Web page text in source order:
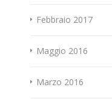
Febbraio 2017
Maggio 2016
Marzo 2016